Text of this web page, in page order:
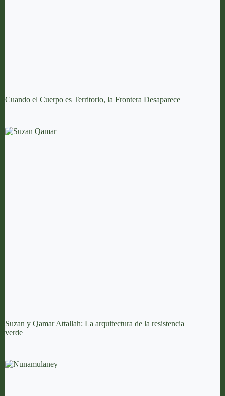
Cuando el Cuerpo es Territorio, la Frontera Desaparece
Suzan y Qamar Attallah: La arquitectura de la resistencia
verde